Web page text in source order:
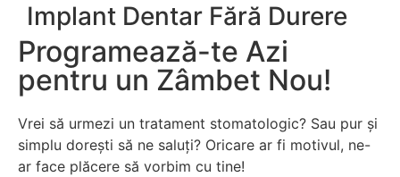
Implant Dentar Fără Durere
Programează-te Azi
pentru un Zâmbet Nou!
Vrei să urmezi un tratament stomatologic? Sau pur și
simplu dorești să ne saluți? Oricare ar fi motivul, ne-
ar face plăcere să vorbim cu tine!